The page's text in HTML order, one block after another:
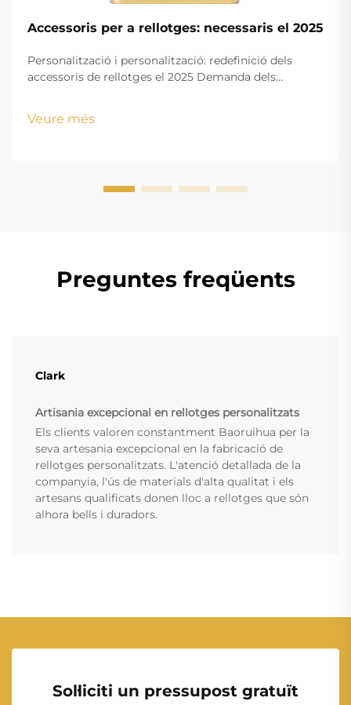
Accessoris per a rellotges: necessaris el 2025
Personalització i personalització: redefinició dels
accessoris de rellotges el 2025 Demanda dels
la seva personalitat a través dels rellotges d'avui en
Veure més
Preguntes freqüents
Clark
Artisania excepcional en rellotges personalitzats
Els clients valoren constantment Baoruihua per la
seva artesania excepcional en la fabricació de
rellotges personalitzats. L'atenció detallada de la
companyia, l'ús de materials d'alta qualitat i els
artesans qualificats donen lloc a rellotges que són
alhora bells i duradors.
Sol·liciti un pressupost gratuït